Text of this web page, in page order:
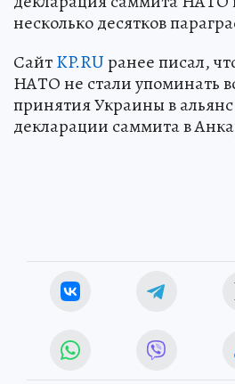
несколько десятков
СайтKP.RUранее писал,
НАТО не стали упоминать
принятия Украины в альянс
декларации саммита в